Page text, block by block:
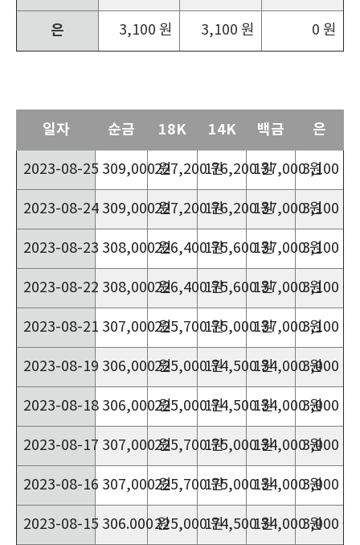
은 3,100 원 3,100 원 0 원
일자 순금 18K 14K 백금 은
2023-08-25 309,000 원227,200 원176,200 원137,000 원3,100 원
2023-08-24 309,000 원227,200 원176,200 원137,000 원3,100 원
2023-08-23 308,000 원226,400 원175,600 원137,000 원3,100 원
2023-08-22 308,000 원226,400 원175,600 원137,000 원3,100 원
2023-08-21 307,000 원225,700 원175,000 원137,000 원3,100 원
2023-08-19 306,000 원225,000 원174,500 원134,000 원3,000 원
2023-08-18 306,000 원225,000 원174,500 원134,000 원3,000 원
2023-08-17 307,000 원225,700 원175,000 원134,000 원3,000 원
2023-08-16 307,000 원225,700 원175,000 원134,000 원3,000 원
2023-08-15 306.000 원225,000 원174,500 원134,000 원3,000 원